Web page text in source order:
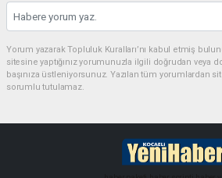
Yorum yazarak Topluluk Kuralları’nı kabul etmiş
sitesine yaptığınız yorumunuzla ilgili doğrudan veya
başınıza üstleniyorsunuz. Yazılan tüm yorumlardan
sorumlu tutulamaz.